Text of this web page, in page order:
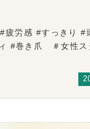
疲労感 #すっきり #
ィ #巻き爪 ＃女性